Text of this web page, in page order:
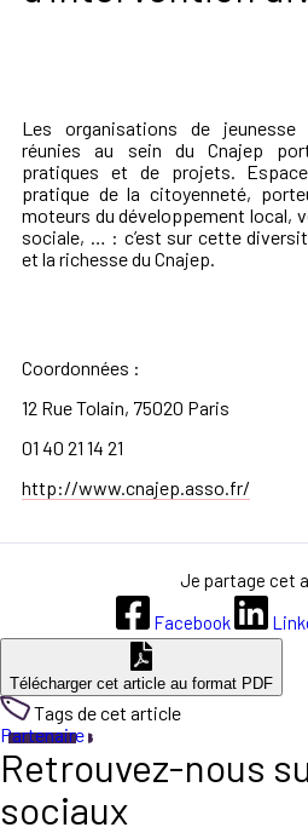
Les organisations de jeunesse
réunies au sein du Cnajep
pratiques et de projets.
pratique de la citoyenneté,
moteurs du développement local,
sociale, … : c’est sur cette
et la richesse du Cnajep.
Coordonnées :
12 Rue Tolain, 75020 Paris
01 40 21 14 21
http://www.cnajep.asso.fr/
Je partage cet
Facebook
Télécharger cet article au format PDF
Tags de cet article
Partenaire
Retrouvez-nous
sociaux